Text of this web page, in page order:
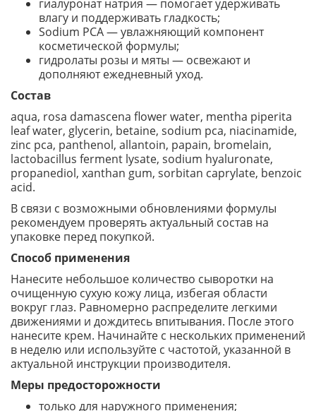
гиалуронат натрия — помогает удерживать
влагу и поддерживать гладкость;
Sodium PCA — увлажняющий компонент
косметической формулы;
гидролаты розы и мяты — освежают и
дополняют ежедневный уход.
Состав
aqua, rosa damascena flower water, mentha piperita
leaf water, glycerin, betaine, sodium pca, niacinamide,
zinc pca, panthenol, allantoin, papain, bromelain,
lactobacillus ferment lysate, sodium hyaluronate,
propanediol, xanthan gum, sorbitan caprylate, benzoic
acid.
В связи с возможными обновлениями формулы
рекомендуем проверять актуальный состав на
упаковке перед покупкой.
Способ применения
Нанесите небольшое количество сыворотки на
очищенную сухую кожу лица, избегая области
вокруг глаз. Равномерно распределите легкими
движениями и дождитесь впитывания. После этого
нанесите крем. Начинайте с нескольких применений
в неделю или используйте с частотой, указанной в
актуальной инструкции производителя.
Меры предосторожности
только для наружного применения;